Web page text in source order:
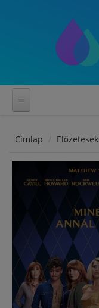
Címlap Előzetesek